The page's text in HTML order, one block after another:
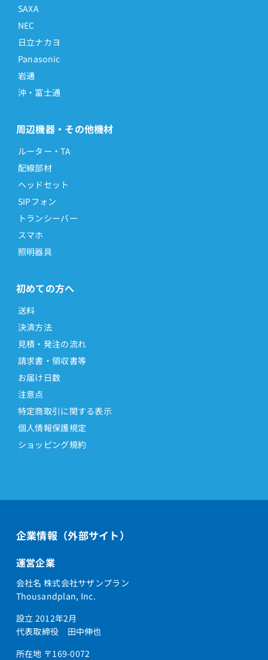
SAXA
NEC
日立ナカヨ
Panasonic
岩通
沖・富士通
周辺機器・その他機材
ルーター・TA
配線部材
ヘッドセット
SIPフォン
トランシーバー
スマホ
照明器具
初めての方へ
送料
決済方法
見積・発注の流れ
請求書・領収書等
お届け日数
注意点
特定商取引に関する表示
個人情報保護規定
ショッピング規約
企業情報（外部サイト）
運営企業
会社名 株式会社サザンプラン
Thousandplan, Inc.
設立 2012年2月
代表取締役 田中伸也
所在地 〒169-0072